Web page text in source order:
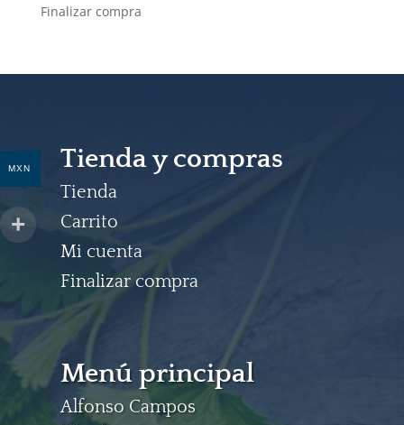
Finalizar compra
Tienda y compras
Tienda
Carrito
Mi cuenta
Finalizar compra
Menú principal
Alfonso Campos
MXN